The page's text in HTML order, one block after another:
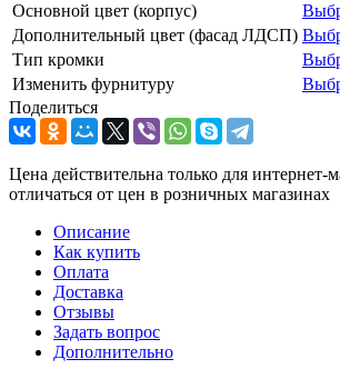
Основной цвет (корпус)
Дополнительный цвет (фасад ЛДСП)
Тип кромки
Изменить фурнитуру
Поделиться
Цена действительна только для интернет-
отличаться от цен в розничных магазинах
Описание
Как купить
Оплата
Доставка
Отзывы
Задать вопрос
Дополнительно